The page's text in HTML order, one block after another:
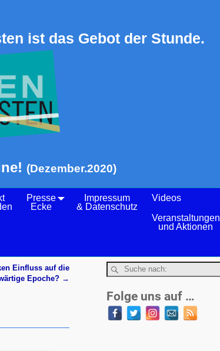
ist das Gebot der Stunde.
(Dezember.2020)
Presse
Ecke
Impressum
& Datenschutz
Videos
Veranstaltungen
und Aktionen
Einfluss auf die
Epoche? →
Folge uns auf …